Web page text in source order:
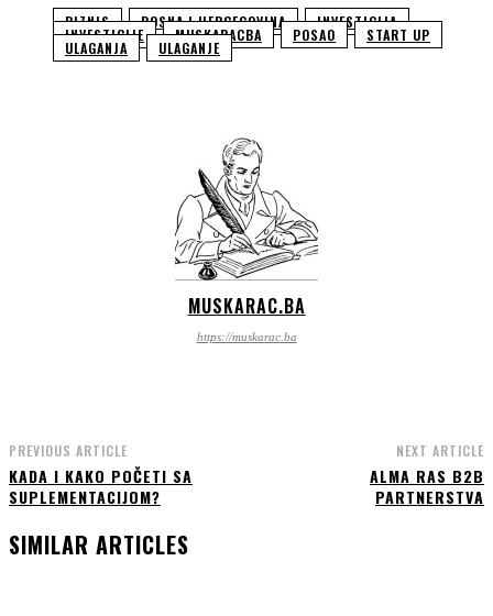
BIZNIS BOSNA I HERCEGOVINA INVESTICIJA
INVESTICIJE MUSKARACBA POSAO START UP
ULAGANJA ULAGANJE
MUSKARAC.BA
https://muskarac.ba
PREVIOUS ARTICLE
KADA I KAKO POČETI SA
SUPLEMENTACIJOM?
NEXT ARTICLE
ALMA RAS B2B
PARTNERSTVA
SIMILAR ARTICLES